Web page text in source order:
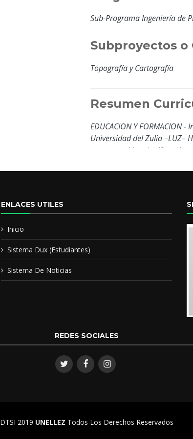
Sub-Programa Ingeniería de
Subproyectos o
Topografía y Cartografía
Resumen
EDUCACION Y FORMACION
Universidad del Zulia –LUZ–
programación, planificación
áreas de: posicionamiento
Educación y
Ingeniero Geodesta
ENLACES UTILES
Inicio
Sistema Dux (Estudiantes)
Sistema De Noticias
REDES SOCIALES
DTSI 2019 UNELLEZ Todos Los Derechos Reservados